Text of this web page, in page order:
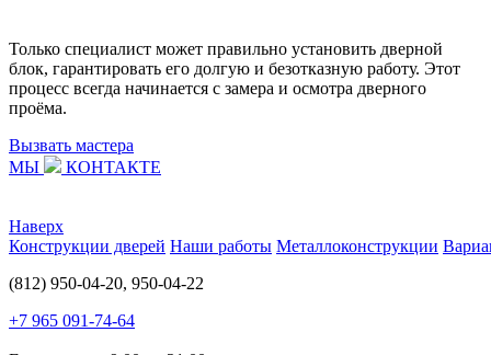
Только специалист может правильно установить дверной
блок, гарантировать его долгую и безотказную работу. Этот
процесс всегда начинается с замера и осмотра дверного
проёма.
Вызвать мастера
МЫ
КОНТАКТЕ
Наверх
Конструкции дверей Наши работы Металлоконструкции
(812) 950-04-20, 950-04-22
+7 965 091-74-64